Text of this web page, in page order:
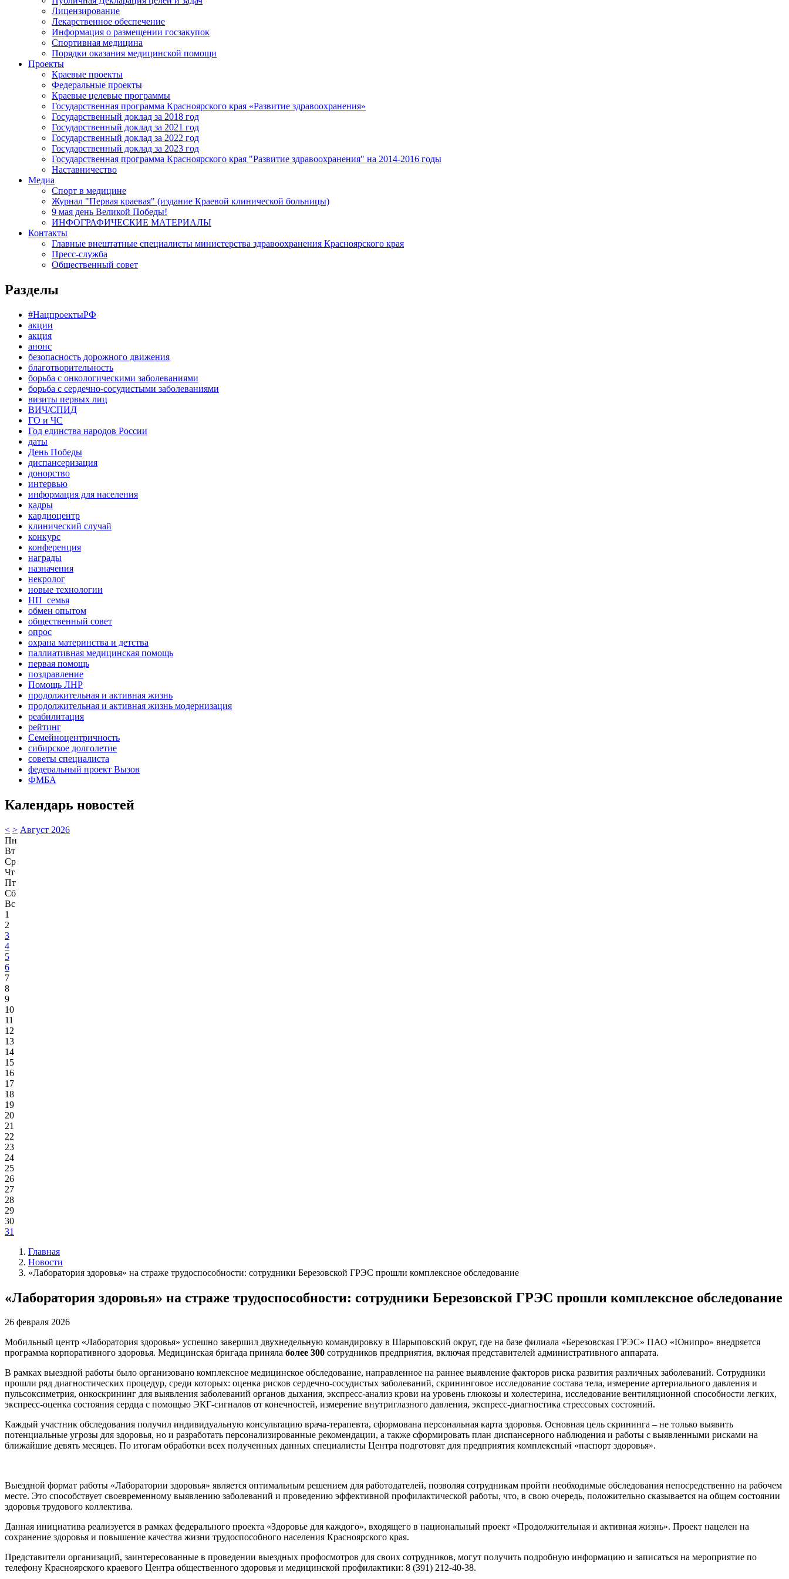
Лицензирование
Лекарственное обеспечение
Информация о размещении госзакупок
Спортивная медицина
Порядки оказания медицинской помощи
Проекты
Краевые проекты
Федеральные проекты
Краевые целевые программы
Государственная программа Красноярского края «Развитие здравоохранения»
Государственный доклад за 2018 год
Государственный доклад за 2021 год
Государственный доклад за 2022 год
Государственный доклад за 2023 год
Государственная программа Красноярского края "Развитие здравоохранения" на 2014-2016 годы
Наставничество
Медиа
Спорт в медицине
Журнал "Первая краевая" (издание Краевой клинической больницы)
9 мая день Великой Победы!
ИНФОГРАФИЧЕСКИЕ МАТЕРИАЛЫ
Контакты
Главные внештатные специалисты министерства здравоохранения Красноярского края
Пресс-служба
Общественный совет
Разделы
#НацпроектыРФ
акции
акция
анонс
безопасность дорожного движения
благотворительность
борьба с онкологическими заболеваниями
борьба с сердечно-сосудистыми заболеваниями
визиты первых лиц
ВИЧ/СПИД
ГО и ЧС
Год единства народов России
даты
День Победы
диспансеризация
донорство
интервью
информация для населения
кадры
кардиоцентр
клинический случай
конкурс
конференция
награды
назначения
некролог
новые технологии
НП_семья
обмен опытом
общественный совет
опрос
охрана материнства и детства
паллиативная медицинская помощь
первая помощь
поздравление
Помощь ЛНР
продолжительная и активная жизнь
продолжительная и активная жизнь модернизация
реабилитация
рейтинг
Семейноцентричность
сибирское долголетие
советы специалиста
федеральный проект Вызов
ФМБА
Календарь новостей
< > Август 2026
Пн
Вт
Ср
Чт
Пт
Сб
Вс
1
2
3
4
5
6
7
8
9
10
11
12
13
14
15
16
17
18
19
20
21
22
23
24
25
26
27
28
29
30
31
Главная
Новости
«Лаборатория здоровья» на страже трудоспособности: сотрудники Березовской ГРЭС прошли комплексное обследование
«Лаборатория здоровья» на страже трудоспособности: сотрудники Березовской ГРЭС прошли комплексное обследование
26 февраля 2026
Мобильный центр «Лаборатория здоровья» успешно завершил двухнедельную командировку в Шарыповский округ, где на базе филиала «Березовская ГРЭС» ПАО «Юнипро» внедряется
программа корпоративного здоровья. Медицинская бригада приняла более 300 сотрудников предприятия, включая представителей административного аппарата.
В рамках выездной работы было организовано комплексное медицинское обследование, направленное на раннее выявление факторов риска развития различных заболеваний. Сотрудники
прошли ряд диагностических процедур, среди которых: оценка рисков сердечно-сосудистых заболеваний, скрининговое исследование состава тела, измерение артериального давления и
пульсоксиметрия, онкоскрининг для выявления заболеваний органов дыхания, экспресс-анализ крови на уровень глюкозы и холестерина, исследование вентиляционной способности легких,
экспресс-оценка состояния сердца с помощью ЭКГ-сигналов от конечностей, измерение внутриглазного давления, экспресс-диагностика стрессовых состояний.
Каждый участник обследования получил индивидуальную консультацию врача-терапевта, сформована персональная карта здоровья. Основная цель скрининга – не только выявить
потенциальные угрозы для здоровья, но и разработать персонализированные рекомендации, а также сформировать план диспансерного наблюдения и работы с выявленными рисками на
ближайшие девять месяцев. По итогам обработки всех полученных данных специалисты Центра подготовят для предприятия комплексный «паспорт здоровья».
Выездной формат работы «Лаборатории здоровья» является оптимальным решением для работодателей, позволяя сотрудникам пройти необходимые обследования непосредственно на рабочем
месте. Это способствует своевременному выявлению заболеваний и проведению эффективной профилактической работы, что, в свою очередь, положительно сказывается на общем состоянии
здоровья трудового коллектива.
Данная инициатива реализуется в рамках федерального проекта «Здоровье для каждого», входящего в национальный проект «Продолжительная и активная жизнь». Проект нацелен на
сохранение здоровья и повышение качества жизни трудоспособного населения Красноярского края.
Представители организаций, заинтересованные в проведении выездных профосмотров для своих сотрудников, могут получить подробную информацию и записаться на мероприятие по
телефону Красноярского краевого Центра общественного здоровья и медицинской профилактики: 8 (391) 212-40-38.